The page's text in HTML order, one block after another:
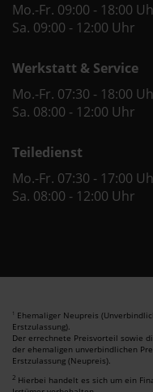
Mo.-Fr. 09:00 - 18:00
Sa. 09:00 - 12:00 Uhr
Werkstatt & Service
Mo.-Fr. 07:30 - 18:00
Sa. 08:00 - 12:00 Uhr
Teiledienst
Mo.-Fr. 07:30 - 17:00
Sa. 08:00 - 12:00 Uhr
1 Ehemaliger Neupreis
Erstzulassung).
Der errechnete Preisvorteil sowie
der ehemaligen unverbindlichen
Erstzulassung (Neupreis).
2 Hierbei handelt es sich um ein